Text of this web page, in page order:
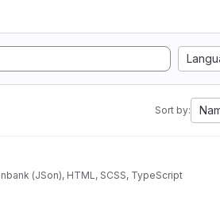
Sort by:
(JSon), HTML, SCSS, TypeScript